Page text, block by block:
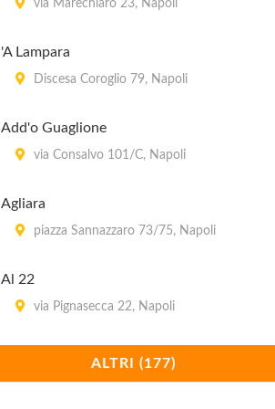
via Marechiaro 23, Napoli
'A Lampara
Discesa Coroglio 79, Napoli
Add'o Guaglione
via Consalvo 101/C, Napoli
Agliara
piazza Sannazzaro 73/75, Napoli
Al 22
via Pignasecca 22, Napoli
piazza Dante Alighieri 53, Napoli
ALTRI (177)